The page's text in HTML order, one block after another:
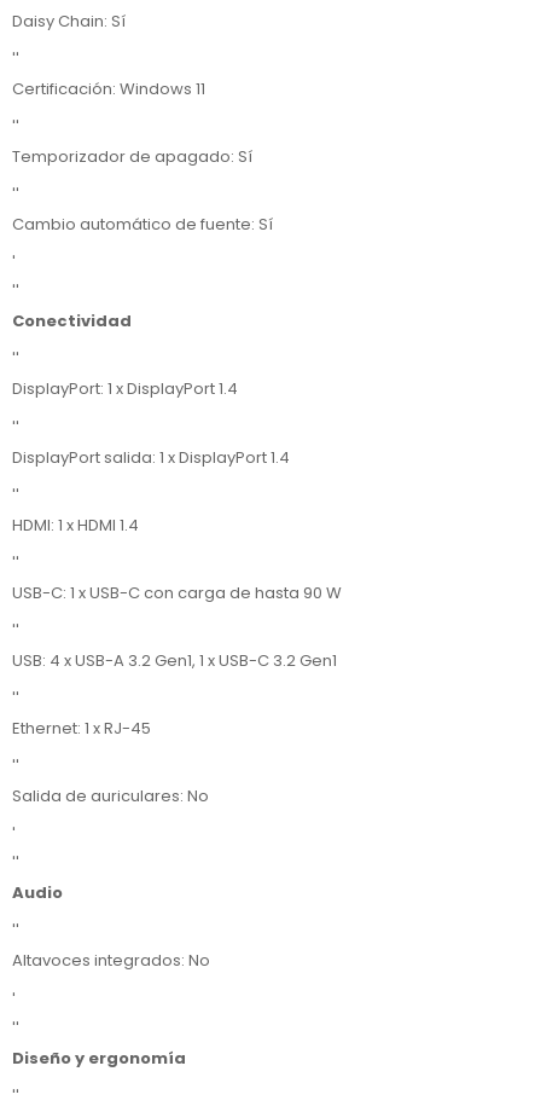
Daisy Chain: Sí
''
Certificación: Windows 11
''
Temporizador de apagado: Sí
''
Cambio automático de fuente: Sí
'
''
Conectividad
''
DisplayPort: 1 x DisplayPort 1.4
''
DisplayPort salida: 1 x DisplayPort 1.4
''
HDMI: 1 x HDMI 1.4
''
USB-C: 1 x USB-C con carga de hasta 90 W
''
USB: 4 x USB-A 3.2 Gen1, 1 x USB-C 3.2 Gen1
''
Ethernet: 1 x RJ-45
''
Salida de auriculares: No
'
''
Audio
''
Altavoces integrados: No
'
''
Diseño y ergonomía
''